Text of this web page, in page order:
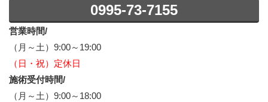
0995-73-7155
営業時間/
（月～土）9:00～19:00
（日・祝）定休日
施術受付時間/
（月～土）9:00～18:00